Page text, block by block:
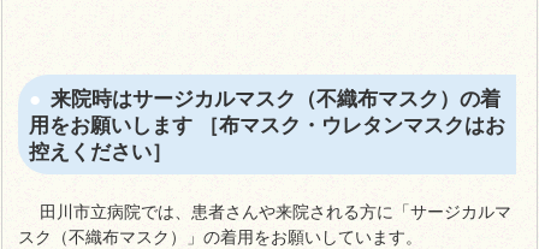
来院時はサージカルマスク（不織布マスク）の着
用をお願いします ［布マスク・ウレタンマスクはお
控えください］
田川市立病院では、患者さんや来院される方に「サージカルマ
スク（不織布マスク）」の着用をお願いしています。